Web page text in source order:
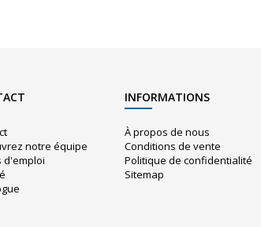
notre équipe
d'emploi
INFORMATIONS
À propos de nous
Conditions de vente
Politique de confidentialité
Sitemap